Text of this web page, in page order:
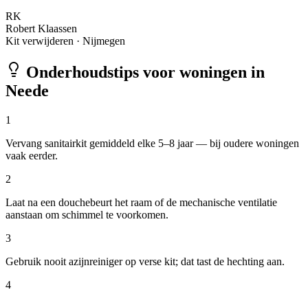
RK
Robert Klaassen
Kit verwijderen · Nijmegen
Onderhoudstips voor woningen in
Neede
1
Vervang sanitairkit gemiddeld elke 5–8 jaar — bij oudere woningen
vaak eerder.
2
Laat na een douchebeurt het raam of de mechanische ventilatie
aanstaan om schimmel te voorkomen.
3
Gebruik nooit azijnreiniger op verse kit; dat tast de hechting aan.
4